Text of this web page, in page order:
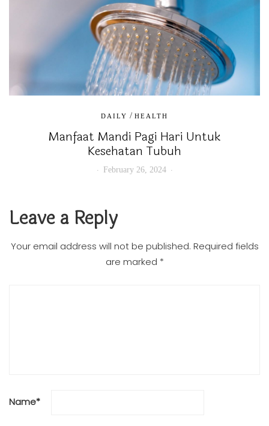
DAILY / HEALTH
Manfaat Mandi Pagi Hari Untuk
Kesehatan Tubuh
February 26, 2024
Leave a Reply
Your email address will not be published. Required fields
are marked *
Name*